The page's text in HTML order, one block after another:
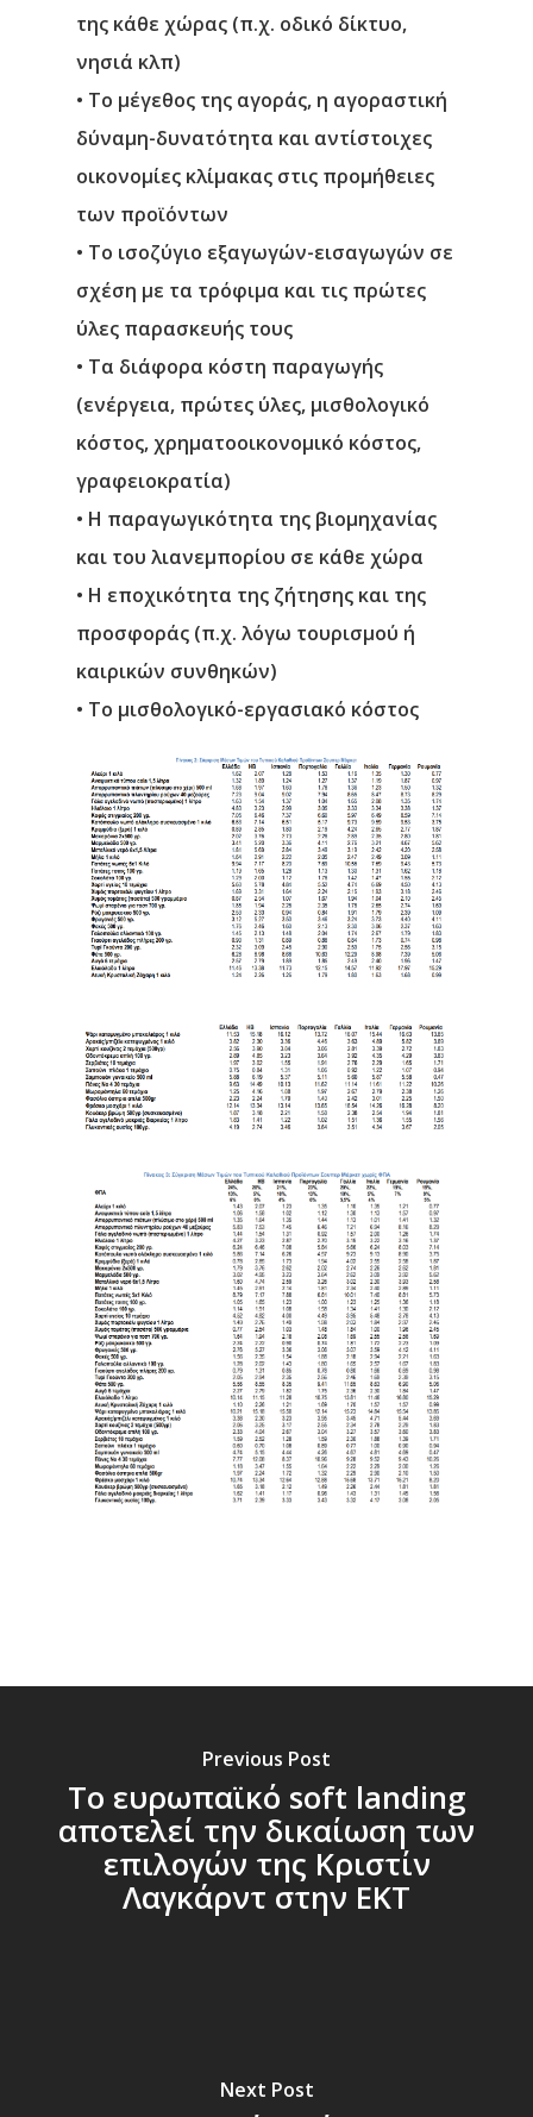
της κάθε χώρας (π.χ. οδικό δίκτυο,
νησιά κλπ)
• Το μέγεθος της αγοράς, η αγοραστική
δύναμη-δυνατότητα και αντίστοιχες
οικονομίες κλίμακας στις προμήθειες
των προϊόντων
• Το ισοζύγιο εξαγωγών-εισαγωγών σε
σχέση με τα τρόφιμα και τις πρώτες
ύλες παρασκευής τους
• Τα διάφορα κόστη παραγωγής
(ενέργεια, πρώτες ύλες, μισθολογικό
κόστος, χρηματοοικονομικό κόστος,
γραφειοκρατία)
• Η παραγωγικότητα της βιομηχανίας
και του λιανεμπορίου σε κάθε χώρα
• Η εποχικότητα της ζήτησης και της
προσφοράς (π.χ. λόγω τουρισμού ή
καιρικών συνθηκών)
• Το μισθολογικό-εργασιακό κόστος
Previous Post
Το ευρωπαϊκό soft landing
αποτελεί την δικαίωση των
επιλογών της Κριστίν
Λαγκάρντ στην ΕΚΤ
Next Post